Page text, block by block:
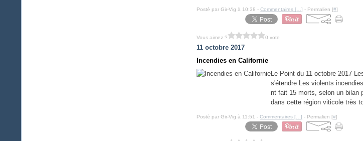
Posté par Gir-Vig à 10:38 -Commentaires [ …] - Permalien [#]
Vous aimez ? 0 vote
11 octobre 2017
Incendies en Californie
Le Point du 11 octobre 2017
s'étendre Les violents
nt fait 15 morts, selon un bilan
dans cette région viticole très
Posté par Gir-Vig à 11:51 -Commentaires [ …] - Permalien [#]